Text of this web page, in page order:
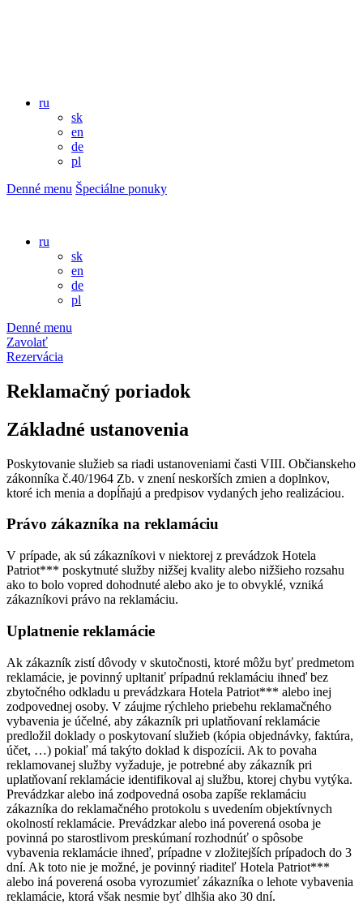
ru
sk
en
de
pl
Denné menu Špeciálne ponuky
ru
sk
en
de
pl
Denné menu
Zavolať
Rezervácia
Reklamačný poriadok
Základné ustanovenia
Poskytovanie služieb sa riadi ustanoveniami časti VIII. Občianskeho
zákonníka č.40/1964 Zb. v znení neskorších zmien a doplnkov,
ktoré ich menia a dopĺňajú a predpisov vydaných jeho realizáciou.
Právo zákazníka na reklamáciu
V prípade, ak sú zákazníkovi v niektorej z prevádzok Hotela
Patriot*** poskytnuté služby nižšej kvality alebo nižšieho rozsahu
ako to bolo vopred dohodnuté alebo ako je to obvyklé, vzniká
zákazníkovi právo na reklamáciu.
Uplatnenie reklamácie
Ak zákazník zistí dôvody v skutočnosti, ktoré môžu byť predmetom
reklamácie, je povinný upltaniť prípadnú reklamáciu ihneď bez
zbytočného odkladu u prevádzkara Hotela Patriot*** alebo inej
zodpovednej osoby. V záujme rýchleho priebehu reklamačného
vybavenia je účelné, aby zákazník pri uplatňovaní reklamácie
predložil doklady o poskytovaní služieb (kópia objednávky, faktúra,
účet, …) pokiaľ má takýto doklad k dispozícii. Ak to povaha
reklamovanej služby vyžaduje, je potrebné aby zákazník pri
uplatňovaní reklamácie identifikoval aj službu, ktorej chybu vytýka.
Prevádzkar alebo iná zodpovedná osoba zapíše reklamáciu
zákazníka do reklamačného protokolu s uvedením objektívnych
okolností reklamácie. Prevádzkar alebo iná poverená osoba je
povinná po starostlivom preskúmaní rozhodnúť o spôsobe
vybavenia reklamácie ihneď, prípadne v zložitejších prípadoch do 3
dní. Ak toto nie je možné, je povinný riaditeľ Hotela Patriot***
alebo iná poverená osoba vyrozumieť zákazníka o lehote vybavenia
reklamácie, ktorá však nesmie byť dlhšia ako 30 dní.